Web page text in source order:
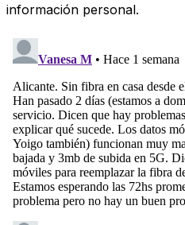
información personal.